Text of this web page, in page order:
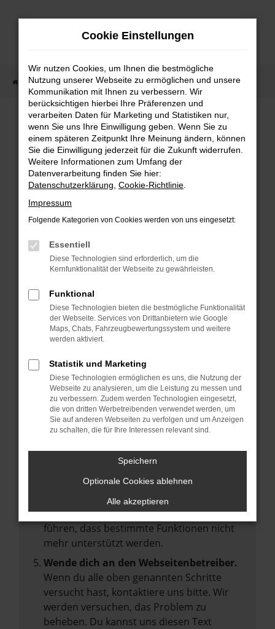
Zum
Startseite Fahrzeugangebote Fahrzeugmarkt
Fahrzeugmarkt
Fehler: Network Error
Beim Laden ist ein Fehler aufgetreten.
Hier sind ein paar Tipps, die dir helfen können:
Überprüfe deine Firewall und deine
Internetverbindung.
deine Suchmaschine?
Prüfe deine Browsererweiterungen.
Manche Erweiterungen, wie Werbeblocker,
können das Laden bestimmter Seiten
anderen Browser oder in einem privaten
Fenster?
Starte dein Gerät neu.
Das kann manchmal helfen,
vorübergehende Probleme zu beheben.
Stelle sicher, dass dein Browser und dein
Betriebssystem auf dem neuesten Stand
Veraltete Software birgt nicht nur ein
Sicherheitsrisiko, sondern kann auch dazu
führen, dass bestimmte Funktionen nicht
mehr unterstützt werden.
Wende dich an den Webseitenbetreiber.
Wenn du alle oben genannten Schritte
versucht hast, kontaktiere uns bitte. Wir
werden versuchen, das Problem zu
beheben. Du kannst uns diesen Text
Cookie Einstellungen
Wir nutzen Cookies, um Ihnen die bestmögliche
Nutzung unserer Webseite zu ermöglichen und unsere
Kommunikation mit Ihnen zu verbessern. Wir
berücksichtigen hierbei Ihre Präferenzen und
verarbeiten Daten für Marketing und Statistiken nur,
wenn Sie uns Ihre Einwilligung geben. Wenn Sie zu
einem späteren Zeitpunkt Ihre Meinung ändern, können
Sie die Einwilligung jederzeit für die Zukunft widerrufen.
Weitere Informationen zum Umfang der
Datenverarbeitung finden Sie hier:
Datenschutzerklärung Cookie-Richtlinie
Impressum
Folgende Kategorien von Cookies werden von uns eingesetzt:
Essentiell
Diese Technologien sind erforderlich, um die
Kernfunktionalität der Webseite zu gewährleisten.
Funktional
Diese Technologien bieten die bestmögliche Funktionalität
der Webseite. Services von Drittanbietern wie Google
Maps, Chats, Fahrzeugbewertungssystem und weitere
werden aktiviert.
Statistik und Marketing
Diese Technologien ermöglichen es uns, die Nutzung der
Webseite zu analysieren, um die Leistung zu messen und
zu verbessern. Zudem werden Technologien eingesetzt,
die von dritten Werbetreibenden verwendet werden, um
Sie auf anderen Webseiten zu verfolgen und um Anzeigen
zu schalten, die für Ihre Interessen relevant sind.
Speichern
Optionale Cookies ablehnen
Alle akzeptieren